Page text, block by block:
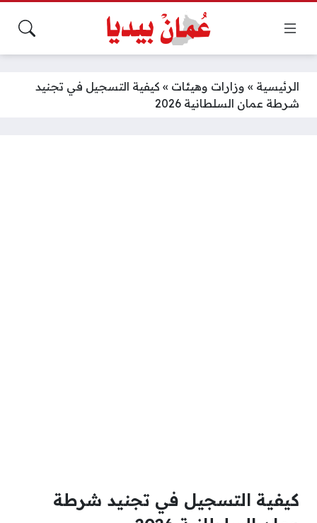
الرئيسية » وزارات وهيئات » كيفية التسجيل في تجنيد
شرطة عمان السلطانية 2026
كيفية التسجيل في تجنيد شرطة